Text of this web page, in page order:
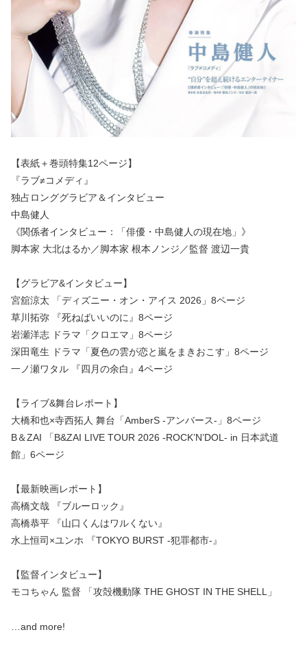
【表紙＋巻頭特集12ページ】
『ラブ≠コメディ』
独占ロンググラビア＆インタビュー
中島健人
《関係者インタビュー：「俳優・中島健人の現在地」》
脚本家 大北はるか／脚本家 根本ノンジ／監督 渡辺一貴
【グラビア&インタビュー】
宮舘涼太 「ディズニー・オン・アイス 2026」8ページ
草川拓弥 『死ねばいいのに』8ページ
岩瀬洋志 ドラマ「クロエマ」8ページ
深田竜生 ドラマ「夏色の雲が恋と嵐をまきおこす」8ページ
一ノ瀬ワタル 『四月の余白』4ページ
【ライブ&舞台レポート】
大橋和也×寺西拓人 舞台「AmberS -アンバース-」8ページ
B＆ZAI 「B&ZAI LIVE TOUR 2026 -ROCK’N’DOL- in 日本武道
館」6ページ
【最新映画レポート】
高橋文哉 『ブルーロック』
高橋恭平 『山口くんはワルくない』
水上恒司×ユンホ 『TOKYO BURST -犯罪都市-』
【監督インタビュー】
モコちゃん 監督 「攻殻機動隊 THE GHOST IN THE SHELL」
…and more!